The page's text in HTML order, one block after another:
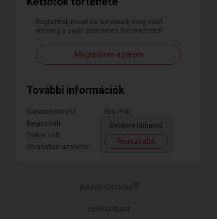
Regisztrálj most és ismerkedj meg vele!
Írd meg a saját szerelmes történetedet!
Megtalálom a párom
További információk
Randiazonosító:
3667950
Regisztrált:
Online volt:
Olvasatlan üzenetei:
Belépve láthatod
Regisztrálok
Ügyfélszolgálat